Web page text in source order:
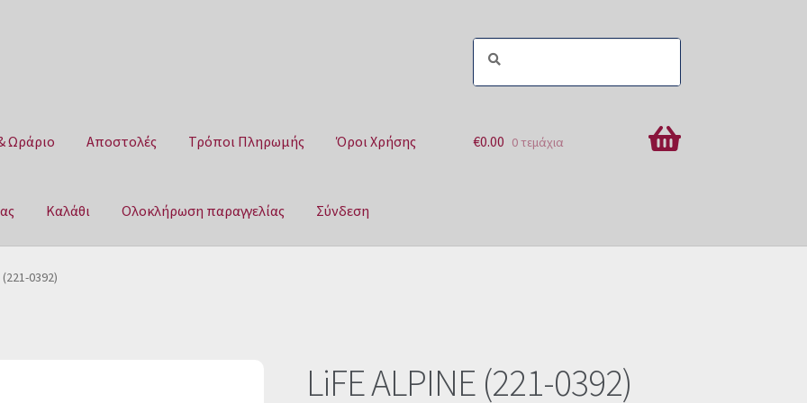
Ωράριο Αποστολές Τρόποι Πληρωμής Όροι Χρήσης
Καλάθι Ολοκλήρωση παραγγελίας Σύνδεση
Αποστολές
€0.00 0 τεμάχια
(221-0392)
LiFE ALPINE (221-0392)